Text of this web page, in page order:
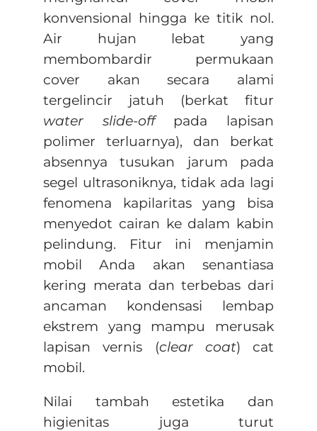
konvensional hingga ke titik nol.
Air hujan lebat yang
membombardir permukaan
cover akan secara alami
tergelincir jatuh (berkat fitur
water slide-offpada lapisan
polimer terluarnya), dan berkat
absennya tusukan jarum pada
segel ultrasoniknya, tidak ada lagi
fenomena kapilaritas yang bisa
menyedot cairan ke dalam kabin
pelindung. Fitur ini menjamin
mobil Anda akan senantiasa
kering merata dan terbebas dari
ancaman kondensasi lembap
ekstrem yang mampu merusak
lapisan vernis (clear coat) cat
mobil.
Nilai tambah estetika dan
higienitas juga turut